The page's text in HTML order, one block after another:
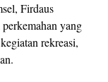
Firdaus
yang
rekreasi,